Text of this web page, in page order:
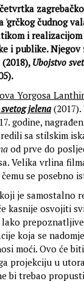
'grčkog čudnog
i
i publike.
(2018), Ubojstvo
Yorgosa
jelena
godine,
sa stilskim
od prve do
Velika vrlina
se posebno
je samostalno
kasnije osvojiti
koja se
moći. Ovo će
projekciju u
bi trebao